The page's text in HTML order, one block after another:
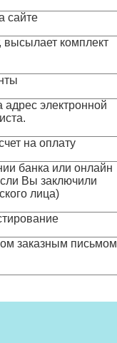
сайте
высылает комплект
электронной
на оплату
банка или онлайн
Вы заключили
лица)
заказным письмом